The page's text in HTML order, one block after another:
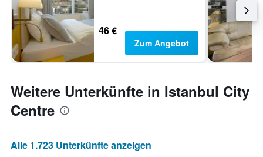
46 €
Zum Angebot
Weitere Unterkünfte in Istanbul City
Centre
Alle 1.723 Unterkünfte anzeigen